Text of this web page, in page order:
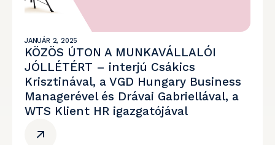
JANUÁR 2, 2025
KÖZÖS ÚTON A MUNKAVÁLLALÓI
JÓLLÉTÉRT – interjú Csákics
Krisztinával, a VGD Hungary Business
Managerével és Drávai Gabriellával, a
WTS Klient HR igazgatójával